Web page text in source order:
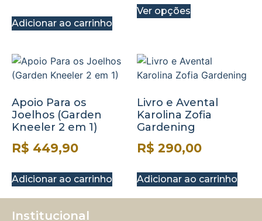
Adicionar ao carrinho
Ver opções
Apoio Para os
Joelhos (Garden
Kneeler 2 em 1)
R$ 449,90
Adicionar ao carrinho
Livro e Avental
Karolina Zofia
Gardening
R$ 290,00
Adicionar ao carrinho
Institucional